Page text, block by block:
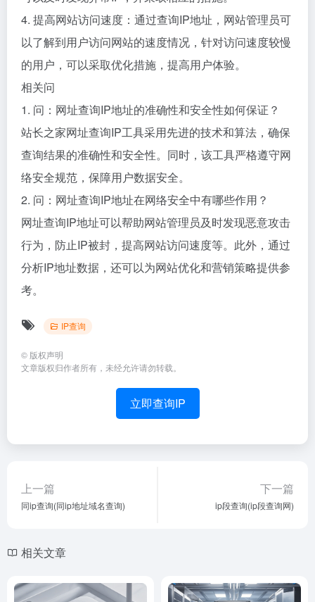
4. 提高网站访问速度：通过查询IP地址，网站管理员可
以了解到用户访问网站的速度情况，针对访问速度较慢
的用户，可以采取优化措施，提高用户体验。
相关问
1. 问：网址查询IP地址的准确性和安全性如何保证？
站长之家网址查询IP工具采用先进的技术和算法，确保
查询结果的准确性和安全性。同时，该工具严格遵守网
络安全规范，保障用户数据安全。
2. 问：网址查询IP地址在网络安全中有哪些作用？
网址查询IP地址可以帮助网站管理员及时发现恶意攻击
行为，防止IP被封，提高网站访问速度等。此外，通过
分析IP地址数据，还可以为网站优化和营销策略提供参
考。
IP查询
© 版权声明
文章版权归作者所有，未经允许请勿转载。
立即查询IP
上一篇
同ip查询(同ip地址域名查询)
下一篇
ip段查询(ip段查询网)
相关文章